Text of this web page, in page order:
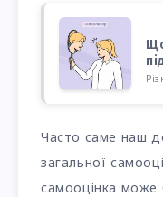
Часто саме наш
загальної
самооцінка може